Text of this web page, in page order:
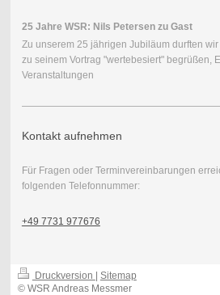
25 Jahre WSR: Nils Petersen zu Gast
Zu unserem 25 jährigen Jubiläum durften
zu seinem Vortrag "wertebesiert" begrüßen,
Veranstaltungen
Kontakt aufnehmen
Für Fragen oder Terminvereinbarungen
folgenden Telefonnummer:
+49 7731 977676
Druckversion
Sitemap
© WSR Andreas Messmer